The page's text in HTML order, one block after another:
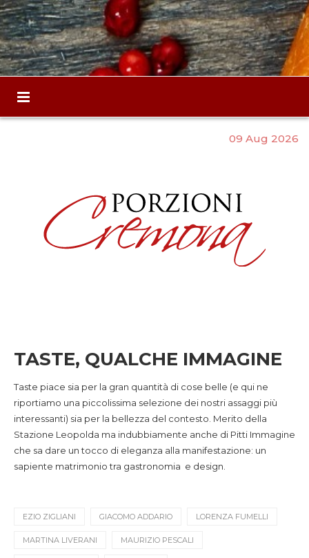
09 Aug 2026
TASTE, QUALCHE IMMAGINE
Taste piace sia per la gran quantità di cose belle (e qui ne
riportiamo una piccolissima selezione dei nostri assaggi più
interessanti) sia per la bellezza del contesto. Merito della
Stazione Leopolda ma indubbiamente anche di Pitti Immagine
che sa dare un tocco di eleganza alla manifestazione: un
sapiente matrimonio tra gastronomia e design.
EZIO ZIGLIANI GIACOMO ADDARIO LORENZA FUMELLI
MARTINA LIVERANI MAURIZIO PESCALI